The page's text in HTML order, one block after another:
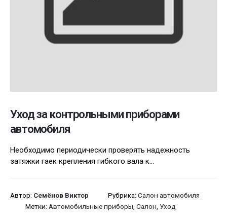
Уход за контрольными приборами
автомобиля
Необходимо периодически проверять надежность
затяжки гаек крепления гибкого вала к...
Автор: Семёнов Виктор Рубрика: Салон автомобиля
Метки: Автомобильные приборы Салон Уход